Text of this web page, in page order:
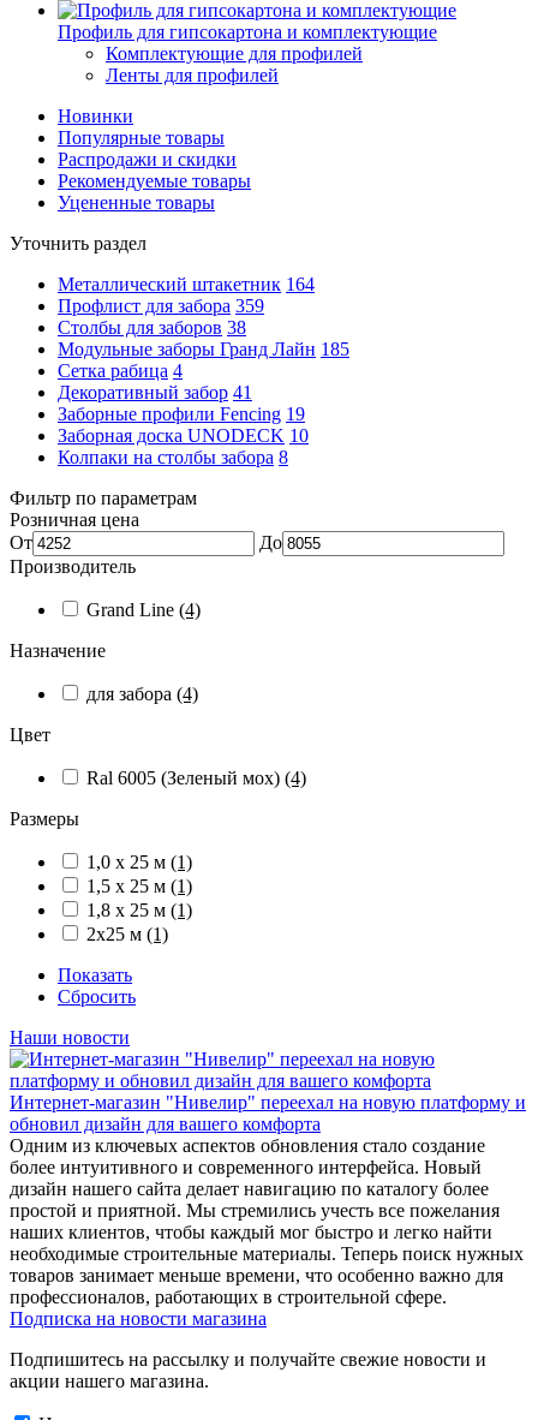
Профиль для гипсокартона и комплектующие
Комплектующие для профилей
Ленты для профилей
Новинки
Популярные товары
Распродажи и скидки
Рекомендуемые товары
Уцененные товары
Уточнить раздел
Металлический штакетник 164
Профлист для забора 359
Столбы для заборов 38
Модульные заборы Гранд Лайн 185
Сетка рабица 4
Декоративный забор 41
Заборные профили Fencing 19
Заборная доска UNODECK 10
Колпаки на столбы забора 8
Фильтр по параметрам
Розничная цена
От
До
Производитель
Grand Line (4)
Назначение
для забора (4)
Цвет
Ral 6005 (Зеленый мох) (4)
Размеры
1,0 х 25 м (1)
1,5 х 25 м (1)
1,8 х 25 м (1)
2х25 м (1)
Показать
Сбросить
Наши новости
Интернет-магазин "Нивелир" переехал на новую платформу и
обновил дизайн для вашего комфорта
Одним из ключевых аспектов обновления стало создание
более интуитивного и современного интерфейса. Новый
дизайн нашего сайта делает навигацию по каталогу более
простой и приятной. Мы стремились учесть все пожелания
наших клиентов, чтобы каждый мог быстро и легко найти
необходимые строительные материалы. Теперь поиск нужных
товаров занимает меньше времени, что особенно важно для
профессионалов, работающих в строительной сфере.
Подписка на новости магазина
Подпишитесь на рассылку и получайте свежие новости и
акции нашего магазина.